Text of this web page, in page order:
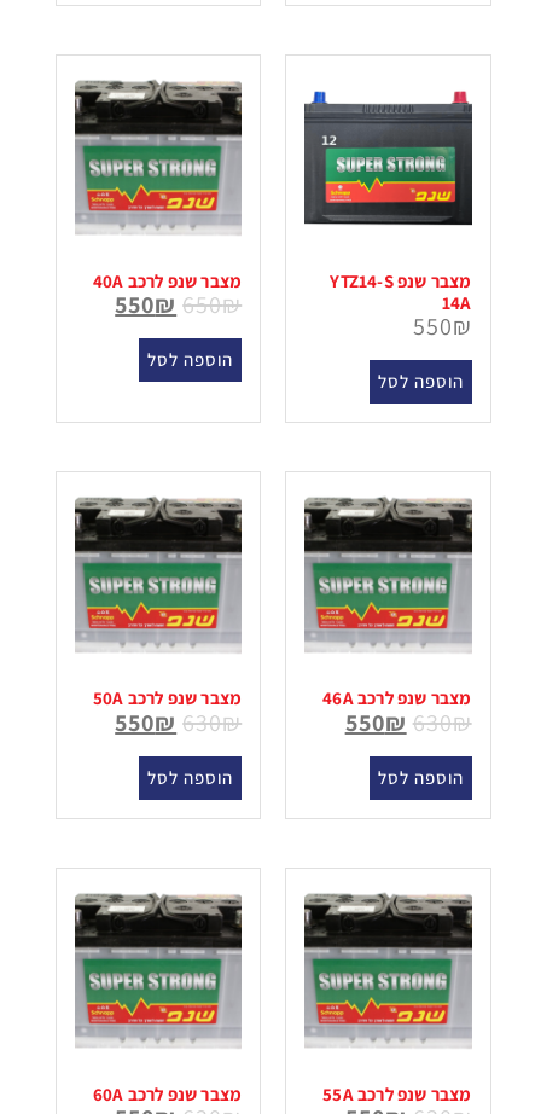
מצבר שנפ YTZ14-S
14A
550₪
הוספה לסל
מצבר שנפ לרכב 40A
650₪
550₪
הוספה לסל
מצבר שנפ לרכב 46A
630₪
550₪
הוספה לסל
מצבר שנפ לרכב 50A
630₪
550₪
הוספה לסל
מצבר שנפ לרכב 55A מצבר שנפ לרכב 60A